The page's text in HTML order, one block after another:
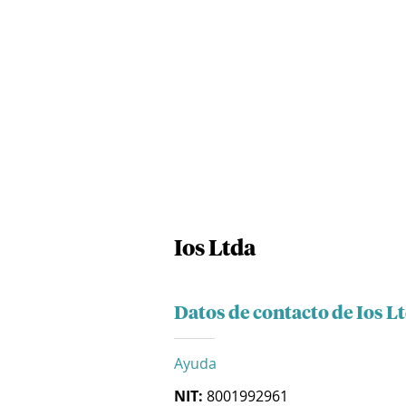
Ios Ltda
Datos de contacto de Ios
Ayuda
NIT: 8001992961